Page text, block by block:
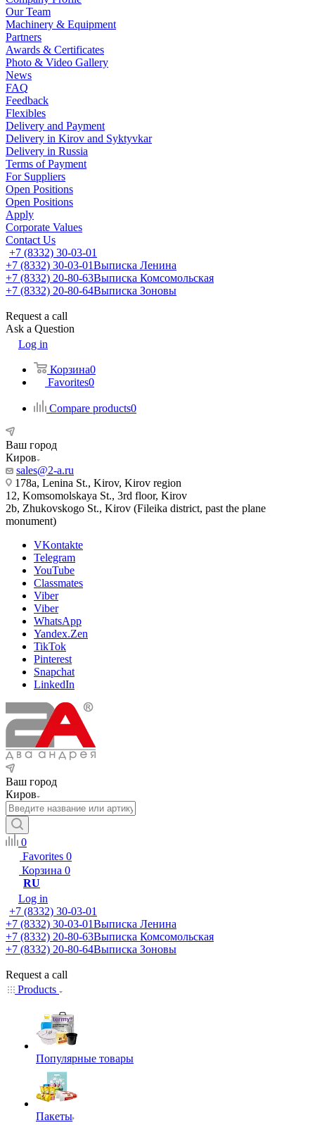
Our Team
Machinery & Equipment
Partners
Awards & Certificates
Photo & Video Gallery
News
FAQ
Feedback
Flexibles
Delivery and Payment
Delivery in Kirov and Syktyvkar
Delivery in Russia
Terms of Payment
For Suppliers
Open Positions
Open Positions
Apply
Corporate Values
Contact Us
+7 (8332) 30-03-01
+7 (8332) 30-03-01Выписка Ленина
+7 (8332) 20-80-63Выписка Комсомольская
+7 (8332) 20-80-64Выписка Зоновы
Request a call
Ask a Question
Log in
Корзина0
Favorites0
Compare products0
Ваш город
Киров
sales@2-a.ru
178a, Lenina St., Kirov, Kirov region
12, Komsomolskaya St., 3rd floor, Kirov
2b, Zhukovskogo St., Kirov (Fileika district, past the plane
monument)
VKontakte
Telegram
YouTube
Classmates
Viber
Viber
WhatsApp
Yandex.Zen
TikTok
Pinterest
Snapchat
LinkedIn
Ваш город
Киров
0
Favorites 0
Корзина 0
RU
Log in
+7 (8332) 30-03-01
+7 (8332) 30-03-01Выписка Ленина
+7 (8332) 20-80-63Выписка Комсомольская
+7 (8332) 20-80-64Выписка Зоновы
Request a call
Products
Популярные товары
Пакеты